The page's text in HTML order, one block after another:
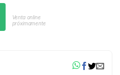
Venta online
próximamente